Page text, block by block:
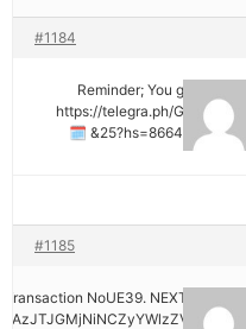
#1184
🗓 Reminder; You got a
https://telegra.ph/Go-to-
#1185
Transaction NoUE39. NEXT >>